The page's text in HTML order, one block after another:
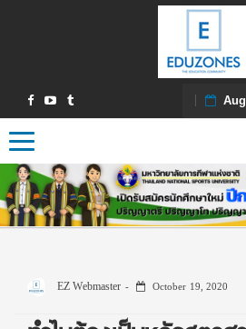
Toggle navigation
EZ Webmaster October 19, 2020